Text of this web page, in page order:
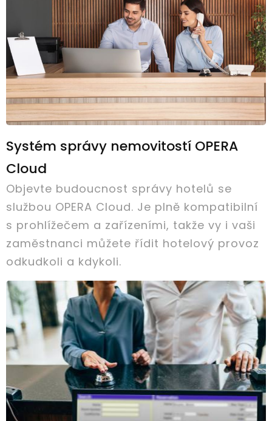
Systém správy nemovitostí OPERA
Cloud
Objevte budoucnost správy hotelů se
službou OPERA Cloud. Je plně kompatibilní
s prohlížečem a zařízeními, takže vy i vaši
zaměstnanci můžete řídit hotelový provoz
odkudkoli a kdykoli.